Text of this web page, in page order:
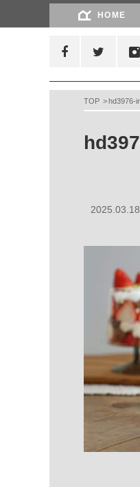
HOME
TOP hd3976-
2025.03.18